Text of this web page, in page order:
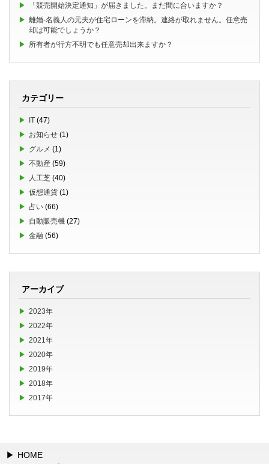
「競売開始決定通知」が届きました。まだ間に合いますか？
離婚-名義人の元夫が住宅ローンを滞納。連絡が取れません。任意売
却は可能でしょうか？
所有者が行方不明でも任意売却出来ますか？
カテゴリー
IT (47)
お知らせ (1)
グルメ (1)
不動産 (59)
人工芝 (40)
仮想通貨 (1)
占い (66)
自動販売機 (27)
金融 (56)
アーカイブ
2023年
2022年
2021年
2020年
2019年
2018年
2017年
HOME